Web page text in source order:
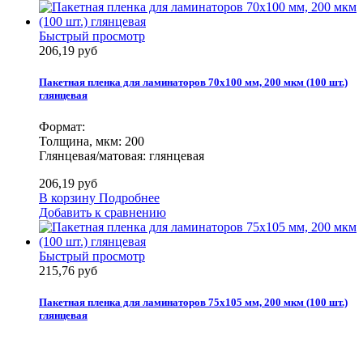
Быстрый просмотр
206,19 руб
Пакетная пленка для ламинаторов 70х100 мм, 200 мкм (100 шт.)
глянцевая
Формат:
Толщина, мкм: 200
Глянцевая/матовая: глянцевая
206,19 руб
В корзину Подробнее
Добавить к сравнению
Быстрый просмотр
215,76 руб
Пакетная пленка для ламинаторов 75х105 мм, 200 мкм (100 шт.)
глянцевая